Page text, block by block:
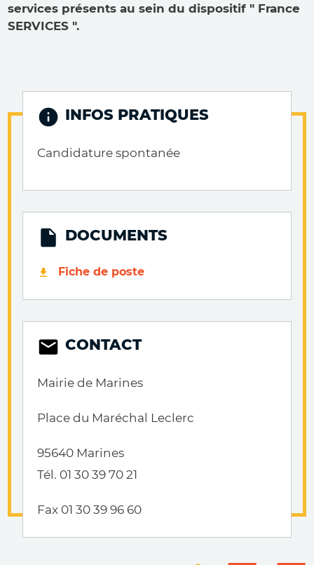
services présents au sein du dispositif " France
SERVICES ".
INFOS PRATIQUES
Candidature spontanée
DOCUMENTS
Fiche de poste
CONTACT
Mairie de Marines
Place du Maréchal Leclerc
95640 Marines
Tél. 01 30 39 70 21
Fax 01 30 39 96 60